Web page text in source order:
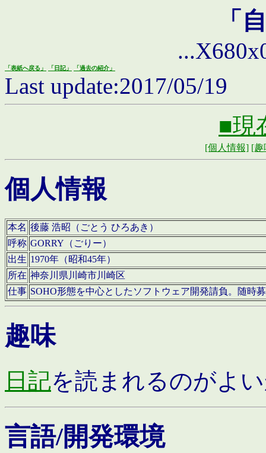
「
「表紙へ戻る」 「日記」 「過去の紹介」
Last update:2017/05/19
■現
[個人情報] [趣
個人情報
本名 後藤 浩昭（ごとう ひろあき）
呼称 GORRY（ごりー）
出生 1970年（昭和45年）
所在 神奈川県川崎市川崎区
仕事 SOHO形態を中心としたソフトウェア開発請負。随時
趣味
日記を読まれるのがよ
言語/開発環境